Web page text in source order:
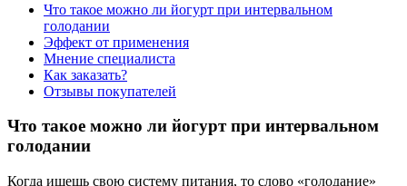
Что такое можно ли йогурт при интервальном
голодании
Эффект от применения
Мнение специалиста
Как заказать?
Отзывы покупателей
Что такое можно ли йогурт при интервальном
голодании
Когда ищешь свою систему питания, то слово «голодание»